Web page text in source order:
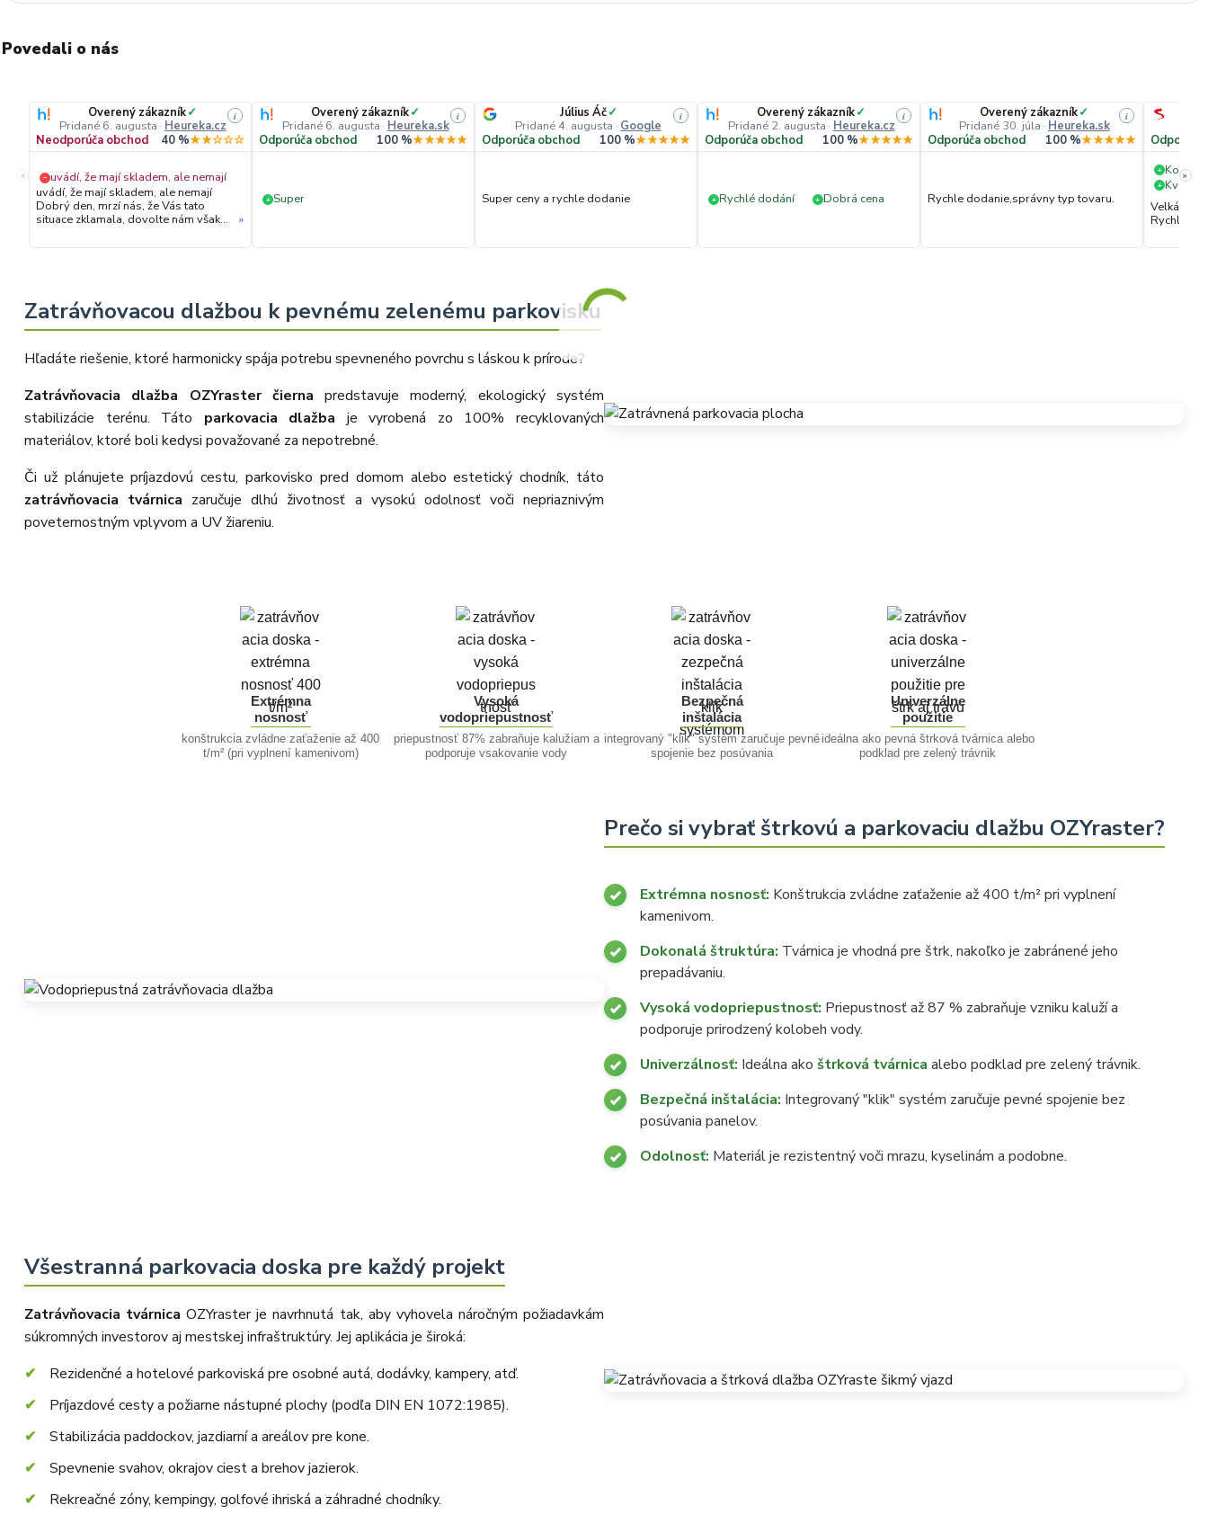
Povedali o nás
«
Overený zákazník✓
Pridané 6. augusta · Heureka.cz
i
Neodporúča obchod 40 %★★☆☆☆
− uvádí, že mají skladem, ale nemají
uvádí, že mají skladem, ale nemají
Dobrý den, mrzí nás, že Vás tato
situace zklamala, dovolte nám však
objednávky. Hned druhý den ráno
prověřovali jeho dostupnost přímo u
dodavatele. Jelikož zboží nebylo k
dispozici ani u něj, museli jsme
Vás obratem informovali a náležitě
se omluvili. Zakládáme si na férovém
že i přes naši okamžitou reakci,
osobní telefonát a maximální snahu
náš obchod nedoporučujete. Věříme,
že nám v budoucnu dáte příležitost
přesvědčit Vás o kvalitě našich
»
Overený zákazník✓
Pridané 6. augusta · Heureka.sk
i
Odporúča obchod 100 %★★★★★
+ Super
Július Áč✓
Pridané 4. augusta · Google
i
Odporúča obchod 100 %★★★★★
Super ceny a rychle dodanie
Overený zákazník✓
Pridané 2. augusta · Heureka.cz
i
Odporúča obchod 100 %★★★★★
+ Rychlé dodání + Dobrá cena
Overený zákazník✓
Pridané 30. júla · Heureka.sk
i
Odporúča obchod 100 %★★★★★
Rychle dodanie,správny typ tovaru.
+
+ Kvalita
Velká
Rychlé
»
Zatrávňovacou dlažbou k pevnému zelenému parkovisku
Hľadáte riešenie, ktoré harmonicky spája potrebu spevneného povrchu s láskou k prírode?
Zatrávňovacia dlažba OZYraster čierna predstavuje moderný, ekologický systém
stabilizácie terénu. Táto parkovacia dlažba je vyrobená zo 100% recyklovaných
materiálov, ktoré boli kedysi považované za nepotrebné.
Či už plánujete príjazdovú cestu, parkovisko pred domom alebo estetický chodník, táto
zatrávňovacia tvárnica zaručuje dlhú životnosť a vysokú odolnosť voči nepriaznivým
poveternostným vplyvom a UV žiareniu.
Extrémna
nosnosť
konštrukcia zvládne zaťaženie až 400
t/m² (pri vyplnení kamenivom)
Vysoká
vodopriepustnosť
priepustnosť 87% zabraňuje kalužiam a
podporuje vsakovanie vody
Bezpečná
inštalácia
integrovaný "klik" systém zaručuje pevné
spojenie bez posúvania
Univerzálne
použitie
ideálna ako pevná štrková tvárnica alebo
podklad pre zelený trávnik
Prečo si vybrať štrkovú a parkovaciu dlažbu OZYraster?
Extrémna nosnosť: Konštrukcia zvládne zaťaženie až 400 t/m² pri vyplnení
kamenivom.
Dokonalá štruktúra: Tvárnica je vhodná pre štrk, nakoľko je zabránené jeho
prepadávaniu.
Vysoká vodopriepustnosť: Priepustnosť až 87 % zabraňuje vzniku kaluží a
podporuje prirodzený kolobeh vody.
Univerzálnosť: Ideálna ako štrková tvárnica alebo podklad pre zelený trávnik.
Bezpečná inštalácia: Integrovaný "klik" systém zaručuje pevné spojenie bez
posúvania panelov.
Odolnosť: Materiál je rezistentný voči mrazu, kyselinám a podobne.
Všestranná parkovacia doska pre každý projekt
Zatrávňovacia tvárnica OZYraster je navrhnutá tak, aby vyhovela náročným požiadavkám
súkromných investorov aj mestskej infraštruktúry. Jej aplikácia je široká:
Rezidenčné a hotelové parkoviská pre osobné autá, dodávky, kampery, atď.
Príjazdové cesty a požiarne nástupné plochy (podľa DIN EN 1072:1985).
Stabilizácia paddockov, jazdiarní a areálov pre kone.
Spevnenie svahov, okrajov ciest a brehov jazierok.
Rekreačné zóny, kempingy, golfové ihriská a záhradné chodníky.